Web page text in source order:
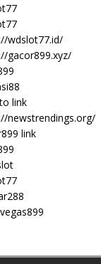
wdslot77.id/
gacor899.xyz/
link
newstrendings.org/
link